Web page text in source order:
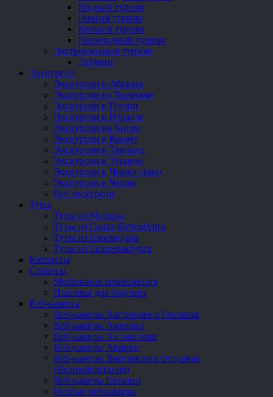
Водный туризм
Горный туризм
Конный туризм
Пешеходный туризм
Экстремальный туризм
Дайвинг
Экскурсии
Экскурсии в Абхазии
Экскурсии во Вьетнаме
Экскурсии в Грузии
Экскурсии в Израиле
Экскурсии на Кипре
Экскурсии в Крыму
Экскурсии в Таиланд
Экскурсии в Турцию
Экскурсии в Черногорию
Экскурсии в Чехию
Все экскурсии
Туры
Туры из Москвы
Туры из Санкт-Петербурга
Туры из Краснодара
Туры из Екатеринбурга
Контакты
Сервисы
Мобильные приложения
Плагины для браузера
Веб-камеры
Веб-камеры Австралии и Океании
Веб-камеры Америки
Веб-камеры Антарктики
Веб-камеры Африки
Веб-камеры Виргинских Островов
(Великобритания)
Веб-камеры Евразии
Особые веб-камеры